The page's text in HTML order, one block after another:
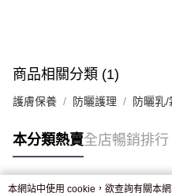
付款後門市自取，訂單確認後2-
商品相關分類 (1)
護膚保養 防曬護理 防曬乳/
本分類熱賣全店暢銷排行
本網站中使用 cookie，欲查詢有關本